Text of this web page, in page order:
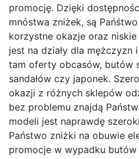
promocję. Dzięki
mnóstwa zniżek, są
korzystne okazje oraz
jest na działy dla
tam oferty obcasów, butów
sandałów czy japonek.
okazji z różnych sklepów
bez problemu znajdą
modeli jest naprawdę
Państwo zniżki na obuwie
promocje w wypadku